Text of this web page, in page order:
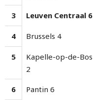
3 Leuven Centraal 6
4 Brussels 4
5
Kapelle-op-de-Bos
2
6 Pantin 6